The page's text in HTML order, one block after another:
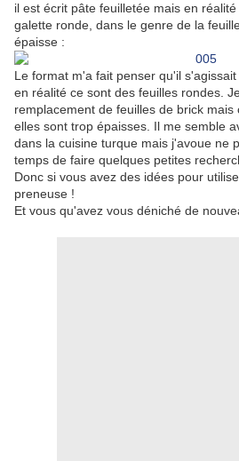
il est écrit pâte feuilletée mais en
galette ronde, dans le genre de la
épaisse :
Le format m'a fait penser qu'il
en réalité ce sont des feuilles rondes.
remplacement de feuilles de brick
elles sont trop épaisses. Il me semble
dans la cuisine turque mais j'avoue ne
temps de faire quelques petites
Donc si vous avez des idées pour
preneuse !
Et vous qu'avez vous déniché de